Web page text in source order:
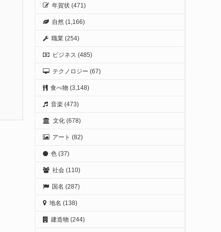
年賀状 (471)
自然 (1,166)
職業 (254)
ビジネス (485)
テクノロジー (67)
食べ物 (3,148)
音楽 (473)
文化 (678)
アート (82)
色 (37)
社会 (110)
国名 (287)
地名 (138)
建造物 (244)